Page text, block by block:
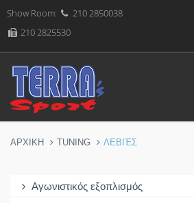
Show Room:
210 2850038
210 2825530
ΑΡΧΙΚΗ TUNING ΛΕΒΙΈΣ
Αγωνιστικός εξοπλισμός